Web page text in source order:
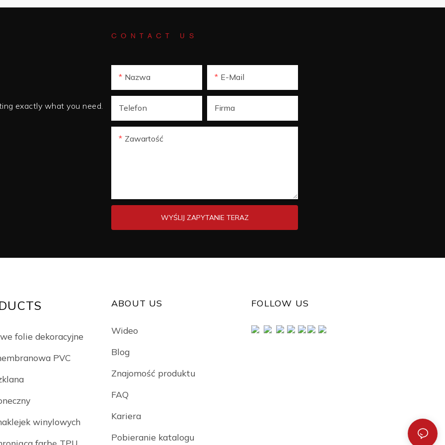
exactly what you need.
CONTACT US
Nazwa E-Mail
Telefon Firma
Zawartość
WYŚLIJ ZAPYTANIE TERAZ
folie dekoracyjne
PVC
winylowych
ABOUT US
Wideo
Blog
Znajomość produktu
FAQ
Kariera
Pobieranie katalogu
FOLLOW US